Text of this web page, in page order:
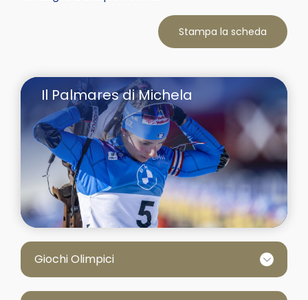
Stampa la scheda
Il Palmares di Michela
Giochi Olimpici